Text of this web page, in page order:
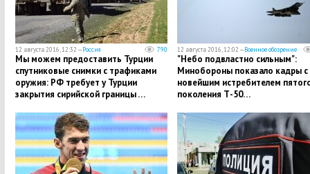
12 августа 2016, 12:32 —Россия 790
Мы можем предоставить Турции
спутниковые снимки с трафиками
оружия: РФ требует у Турции
закрытия сирийской границы …
12 августа 2016, 12:02 —Военное обозрение
"Небо подвластно сильным":
Минобороны показало кадры с
новейшим истребителем
поколения Т-50…